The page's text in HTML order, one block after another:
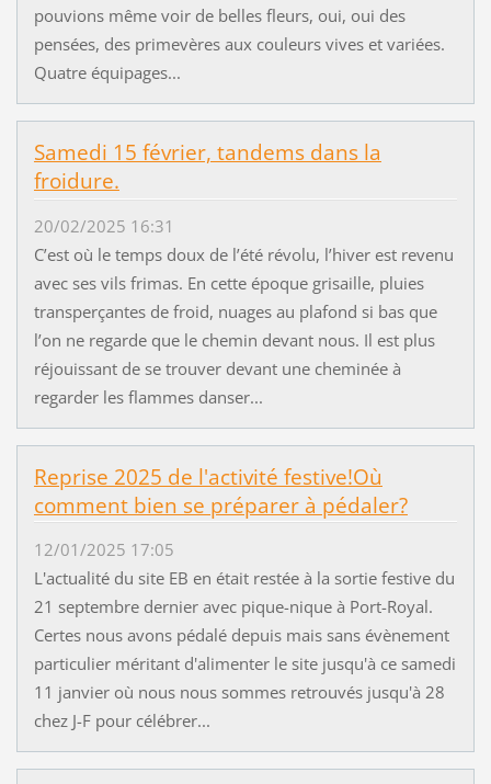
pouvions même voir de belles fleurs, oui, oui des
pensées, des primevères aux couleurs vives et variées.
Quatre équipages...
Samedi 15 février, tandems dans la
froidure.
20/02/2025 16:31
C’est où le temps doux de l’été révolu, l’hiver est revenu
avec ses vils frimas. En cette époque grisaille, pluies
transperçantes de froid, nuages au plafond si bas que
l’on ne regarde que le chemin devant nous. Il est plus
réjouissant de se trouver devant une cheminée à
regarder les flammes danser...
Reprise 2025 de l'activité festive!Où
comment bien se préparer à pédaler?
12/01/2025 17:05
L'actualité du site EB en était restée à la sortie festive du
21 septembre dernier avec pique-nique à Port-Royal.
Certes nous avons pédalé depuis mais sans évènement
particulier méritant d'alimenter le site jusqu'à ce samedi
11 janvier où nous nous sommes retrouvés jusqu'à 28
chez J-F pour célébrer...